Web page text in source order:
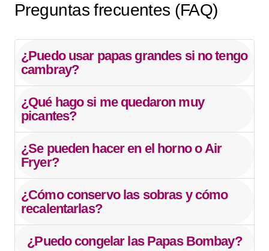
Preguntas frecuentes (FAQ)
¿Puedo usar papas grandes si no tengo
cambray?
¿Qué hago si me quedaron muy
picantes?
¿Se pueden hacer en el horno o Air
Fryer?
¿Cómo conservo las sobras y cómo
recalentarlas?
¿Puedo congelar las Papas Bombay?